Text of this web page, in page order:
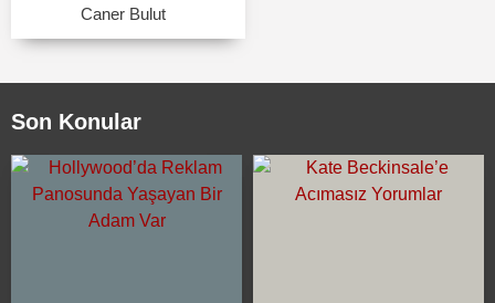
Caner Bulut
Son Konular